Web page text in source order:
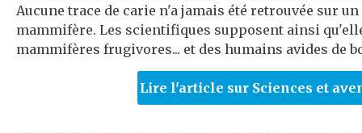
Aucune trace de carie n'a jamais été retrouvée sur
mammifère. Les scientifiques supposent ainsi
mammifères frugivores... et des humains avides de
Lire l'article sur Sciences et